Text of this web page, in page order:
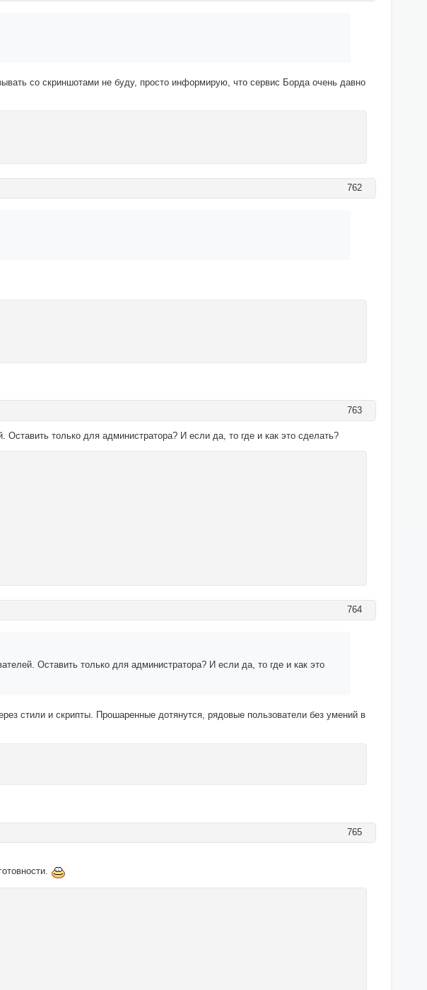
со скриншотами не буду, просто информирую, что сервис Борда очень давно
762
763
только для администратора? И если да, то где и как это сделать?
764
Оставить только для администратора? И если да, то где и как это
стили и скрипты. Прошаренные дотянутся, рядовые пользователи без умений в
765